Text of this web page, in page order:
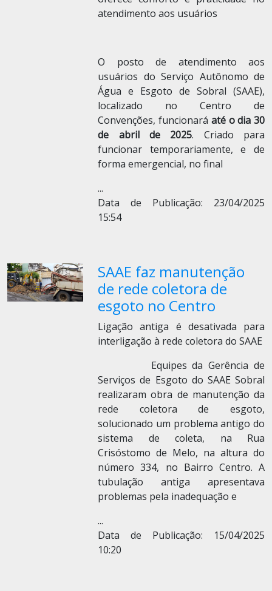
atendimento aos usuários
O posto de atendimento aos
usuários do Serviço Autônomo de
Água e Esgoto de Sobral (SAAE),
localizado no Centro de
Convenções, funcionará até o dia 30
de abril de 2025. Criado para
funcionar temporariamente, e de
forma emergencial, no final
...
Data de Publicação: 23/04/2025
15:54
SAAE faz manutenção
de rede coletora de
esgoto no Centro
Ligação antiga é desativada para
interligação à rede coletora do SAAE
Equipes da Gerência de
Serviços de Esgoto do SAAE Sobral
realizaram obra de manutenção da
rede coletora de esgoto,
solucionado um problema antigo do
sistema de coleta, na Rua
Crisóstomo de Melo, na altura do
número 334, no Bairro Centro. A
tubulação antiga apresentava
problemas pela inadequação e
...
Data de Publicação: 15/04/2025
10:20